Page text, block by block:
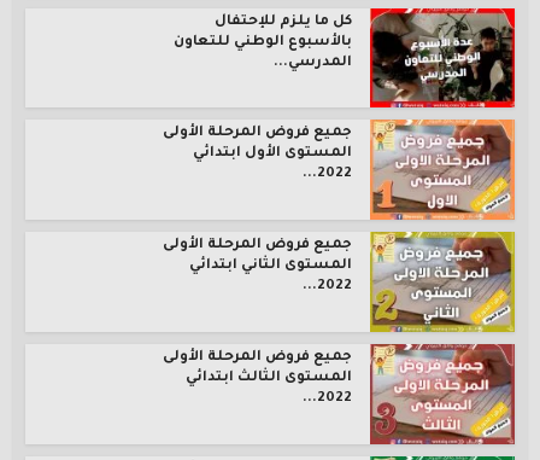
كل ما يلزم للإحتفال
بالأسبوع الوطني للتعاون
المدرسي...
جميع فروض المرحلة الأولى
المستوى الأول ابتدائي
2022...
جميع فروض المرحلة الأولى
المستوى الثاني ابتدائي
2022...
جميع فروض المرحلة الأولى
المستوى الثالث ابتدائي
2022...